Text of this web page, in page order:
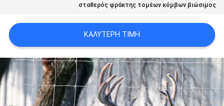
POLICY
σταθερός φράκτης τομέων κόμβων βιώσιμος
ΚΑΛΎΤΕΡΗ ΤΙΜΉ